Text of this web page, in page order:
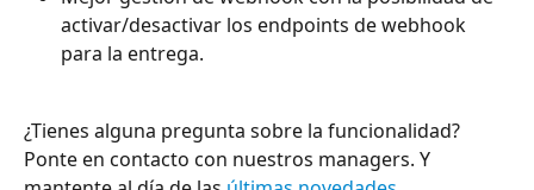
activar/desactivar los endpoints de webhook
para la entrega.
¿Tienes alguna pregunta sobre la funcionalidad?
Ponte en contacto con nuestros managers. Y